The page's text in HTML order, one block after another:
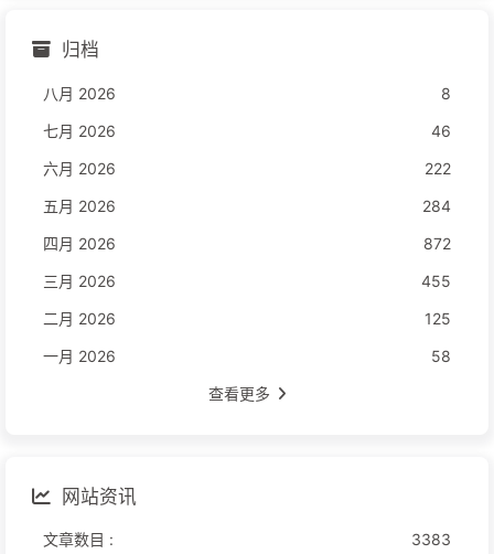
归档
八月 2026
8
七月 2026
46
六月 2026
222
五月 2026
284
四月 2026
872
三月 2026
455
二月 2026
125
一月 2026
58
查看更多
网站资讯
文章数目 : 3383